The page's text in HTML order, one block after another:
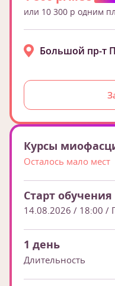
или 10 300 р одним
Большой пр-т
Курсы
Осталось мало мест
Старт
14.08.2026 / 18:00 /
1 день
Длительность